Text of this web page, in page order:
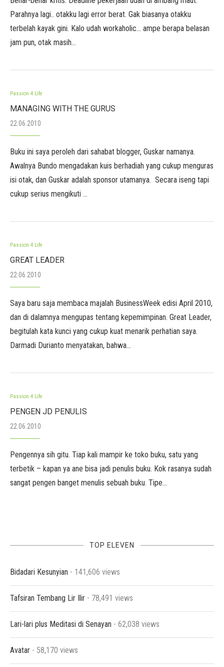
Parahnya lagi.. otakku lagi error berat. Gak biasanya otakku
terbelah kayak gini. Kalo udah workaholic… ampe berapa belasan
jam pun, otak masih…
Passion 4 Life
MANAGING WITH THE GURUS
22.06.2010
Buku ini saya peroleh dari sahabat blogger, Guskar namanya.
Awalnya Bundo mengadakan kuis berhadiah yang cukup menguras
isi otak, dan Guskar adalah sponsor utamanya. Secara iseng tapi
cukup serius mengikuti …
Passion 4 Life
GREAT LEADER
22.06.2010
Saya baru saja membaca majalah BusinessWeek edisi April 2010,
dan di dalamnya mengupas tentang kepemimpinan. Great Leader,
begitulah kata kunci yang cukup kuat menarik perhatian saya.
Darmadi Durianto menyatakan, bahwa…
Passion 4 Life
PENGEN JD PENULIS
22.06.2010
Pengennya sih gitu. Tiap kali mampir ke toko buku, satu yang
terbetik – kapan ya ane bisa jadi penulis buku. Kok rasanya sudah
sangat pengen banget menulis sebuah buku. Tipe…
TOP ELEVEN
Bidadari Kesunyian - 141,606 views
Tafsiran Tembang Lir Ilir - 78,491 views
Lari-lari plus Meditasi di Senayan - 62,038 views
Avatar - 58,170 views